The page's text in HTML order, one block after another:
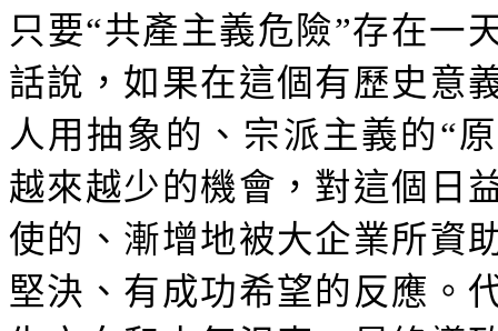
只要“共產主義危險”存在一
話說，如果在這個有歷史意
人用抽象的、宗派主義的“
越來越少的機會，對這個日
使的、漸增地被大企業所資
堅決、有成功希望的反應。